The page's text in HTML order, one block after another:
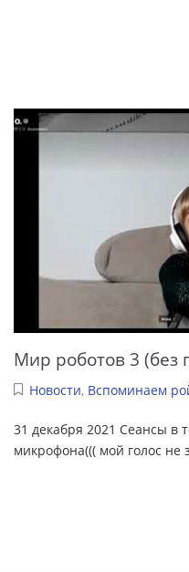
Мир роботов 3 (без
Новости, Вспоминаем
31 декабря 2021 Сеансы в
микрофона((( мой голос